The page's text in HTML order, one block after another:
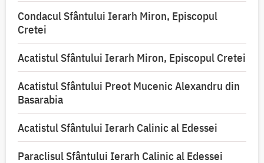
Condacul Sfântului Ierarh Miron, Episcopul
Cretei
Acatistul Sfântului Ierarh Miron, Episcopul Cretei
Acatistul Sfântului Preot Mucenic Alexandru din
Basarabia
Acatistul Sfântului Ierarh Calinic al Edessei
Paraclisul Sfântului Ierarh Calinic al Edessei